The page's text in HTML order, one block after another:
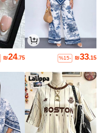
₪33.15
%15-
₪24.75